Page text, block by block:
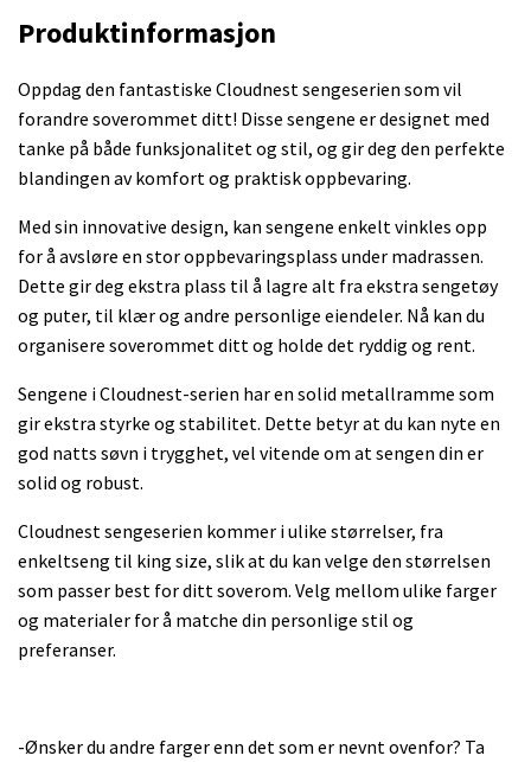
Produktinformasjon
Oppdag den fantastiske Cloudnest sengeserien som vil
forandre soverommet ditt! Disse sengene er designet med
tanke på både funksjonalitet og stil, og gir deg den perfekte
blandingen av komfort og praktisk oppbevaring.
Med sin innovative design, kan sengene enkelt vinkles opp
for å avsløre en stor oppbevaringsplass under madrassen.
Dette gir deg ekstra plass til å lagre alt fra ekstra sengetøy
og puter, til klær og andre personlige eiendeler. Nå kan du
organisere soverommet ditt og holde det ryddig og rent.
Sengene i Cloudnest-serien har en solid metallramme som
gir ekstra styrke og stabilitet. Dette betyr at du kan nyte en
god natts søvn i trygghet, vel vitende om at sengen din er
solid og robust.
Cloudnest sengeserien kommer i ulike størrelser, fra
enkeltseng til king size, slik at du kan velge den størrelsen
som passer best for ditt soverom. Velg mellom ulike farger
og materialer for å matche din personlige stil og
preferanser.
-Ønsker du andre farger enn det som er nevnt ovenfor? Ta